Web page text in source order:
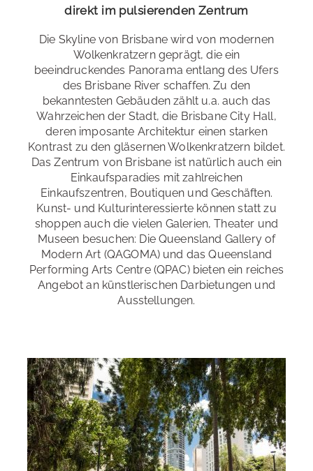
direkt im pulsierenden Zentrum
Die Skyline von Brisbane wird von modernen
Wolkenkratzern geprägt, die ein
beeindruckendes Panorama entlang des Ufers
des Brisbane River schaffen. Zu den
bekanntesten Gebäuden zählt u.a. auch das
Wahrzeichen der Stadt, die Brisbane City Hall,
deren imposante Architektur einen starken
Kontrast zu den gläsernen Wolkenkratzern bildet.
Das Zentrum von Brisbane ist natürlich auch ein
Einkaufsparadies mit zahlreichen
Einkaufszentren, Boutiquen und Geschäften.
Kunst- und Kulturinteressierte können statt zu
shoppen auch die vielen Galerien, Theater und
Museen besuchen: Die Queensland Gallery of
Modern Art (QAGOMA) und das Queensland
Performing Arts Centre (QPAC) bieten ein reiches
Angebot an künstlerischen Darbietungen und
Ausstellungen.
Erreichbarkeit : sehr gut - zu Fuß und mit dem ÖPNV
Restaurants und Cafés: in unmittelbarer Nähe
Einkaufsmöglichkeiten: in unmittelbarer Nähe
Sightseeing: in unmittelbarer Nähe
Wohnraum, in dem Sie sich selbst versorgen können.
und einen Pool.
Zimmertyp: Einzelzimmer
Verpflegung: keine
: Gemeinschaftsbad
Entfernung zur Schule: ca. 10 min zu Fuß
vorhanden
Sprachreise mit Sport
Machen Sie mehr aus Ihrer Sprachreise! Hier eine
Auswahl an Möglichkeiten für eine aktiv Sprachreise:
Segeln,Kitesurfen,Trekking & Wandern,Yoga,Kanu- &
Kayakfahren,Schnorcheln & Tauchen
Konversationsclub, Mitbringbuffets, Spiele,
Grammatikworkshops, etc. (teils gegen Aufpreis)